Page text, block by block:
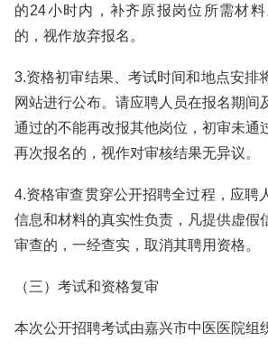
的24小时内，补齐原报岗位所需材
的，视作放弃报名。
3.资格初审结果、考试时间和地点安排
网站进行公布。请应聘人员在报名期间
通过的不能再改报其他岗位，初审未通
再次报名的，视作对审核结果无异议。
4.资格审查贯穿公开招聘全过程，应聘
信息和材料的真实性负责，凡提供虚假
审查的，一经查实，取消其聘用资格。
（三）考试和资格复审
本次公开招聘考试由嘉兴市中医医院组